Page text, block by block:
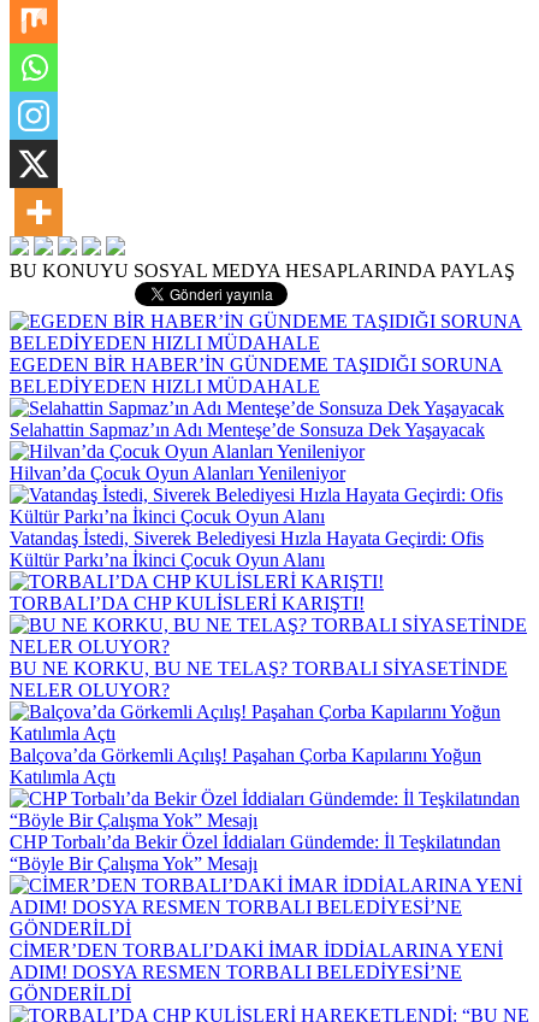
BU KONUYU SOSYAL MEDYA HESAPLARINDA PAYLAŞ
EGEDEN BİR HABER’İN GÜNDEME TAŞIDIĞI SORUNA
BELEDİYEDEN HIZLI MÜDAHALE
Selahattin Sapmaz’ın Adı Menteşe’de Sonsuza Dek Yaşayacak
Hilvan’da Çocuk Oyun Alanları Yenileniyor
Vatandaş İstedi, Siverek Belediyesi Hızla Hayata Geçirdi: Ofis
Kültür Parkı’na İkinci Çocuk Oyun Alanı
TORBALI’DA CHP KULİSLERİ KARIŞTI!
BU NE KORKU, BU NE TELAŞ? TORBALI SİYASETİNDE
NELER OLUYOR?
Balçova’da Görkemli Açılış! Paşahan Çorba Kapılarını Yoğun
Katılımla Açtı
CHP Torbalı’da Bekir Özel İddiaları Gündemde: İl Teşkilatından
“Böyle Bir Çalışma Yok” Mesajı
CİMER’DEN TORBALI’DAKİ İMAR İDDİALARINA YENİ
ADIM! DOSYA RESMEN TORBALI BELEDİYESİ’NE
GÖNDERİLDİ